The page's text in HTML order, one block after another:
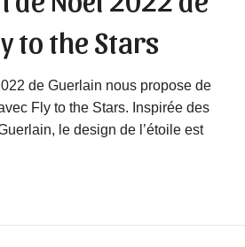
to the Stars
de Guerlain nous propose de
Fly to the Stars. Inspirée des
le design de l’étoile est